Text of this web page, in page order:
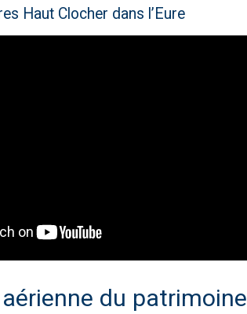
Haut Clocher dans l’Eure
du patrimoine